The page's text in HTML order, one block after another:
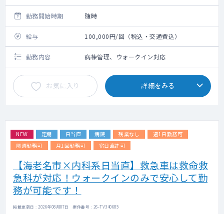
勤務開始時期 随時
給与 100,000円/回（税込・交通費込）
勤務内容 病棟管理、ウォークイン対応
お気に入り 詳細をみる
NEW 定期 日当直 病院 残業なし
週1日勤務可
隔週勤務可
月1回勤務可 宿日直許可
【海老名市×内科系日当直】救急車は救命救
急科が対応！ウォークインのみで安心して勤
務が可能です！
掲載更新日 : 2026年08月07日 案件番号 : 26-TV340685